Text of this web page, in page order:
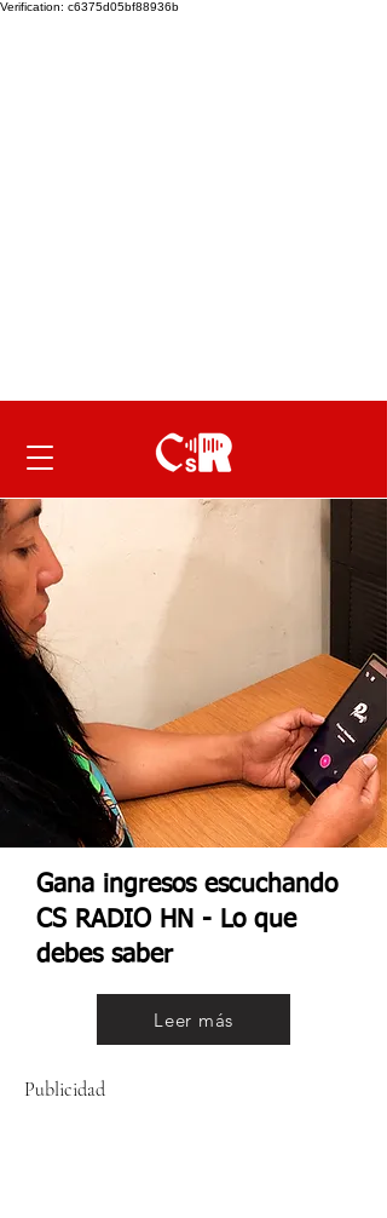
Verification: c6375d05bf88936b
Gana ingresos escuchando
CS RADIO HN - Lo que
debes saber
Leer más
Publicidad